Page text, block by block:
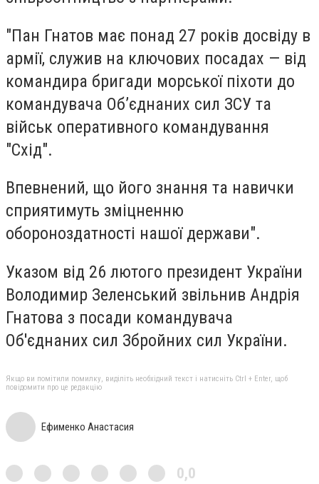
"Пан Гнатов має понад 27 років досвіду в
армії, служив на ключових посадах — від
командира бригади морської піхоти до
командувача Об’єднаних сил ЗСУ та
військ оперативного командування
"Схід".
Впевнений, що його знання та навички
сприятимуть зміцненню
обороноздатності нашої держави".
Указом від 26 лютого президент України
Володимир Зеленський звільнив Андрія
Гнатова з посади командувача
Об'єднаних сил Збройних сил України.
Якщо ви помітили помилку, виділіть необхідний текст і натисніть Ctrl + Enter, щоб
повідомити про це редакцію
Ефименко Анастасия
0,0